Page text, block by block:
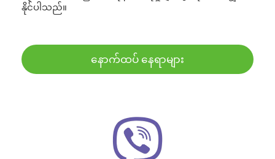
နိုင်ပါသည်။
နောက်ထပ် နေရာများ